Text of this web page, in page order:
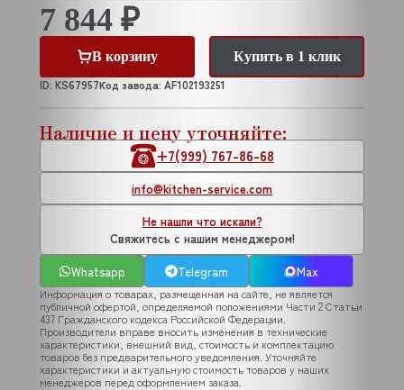
7 844 ₽
В корзину
Купить в 1 клик
ID: KS67957Код завода: AF102193251
Наличие и цену уточняйте:
+7(999) 767-86-68
info@kitchen-service.com
Не нашли что искали?
Свяжитесь с нашим менеджером!
Whatsapp
Telegram Max
Информация о товарах, размещенная на сайте, не является
публичной офертой, определяемой положениями Части 2 Статьи
437 Гражданского кодекса Российской Федерации.
Производители вправе вносить изменения в технические
характеристики, внешний вид, стоимость и комплектацию
товаров без предварительного уведомления. Уточняйте
характеристики и актуальную стоимость товаров у наших
менеджеров перед оформлением заказа.